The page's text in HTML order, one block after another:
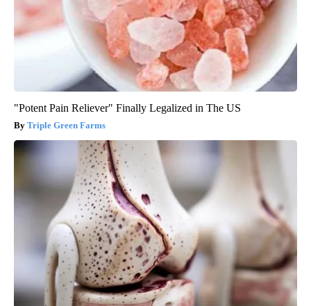
"Potent Pain Reliever" Finally Legalized in The US
Triple Green Farms